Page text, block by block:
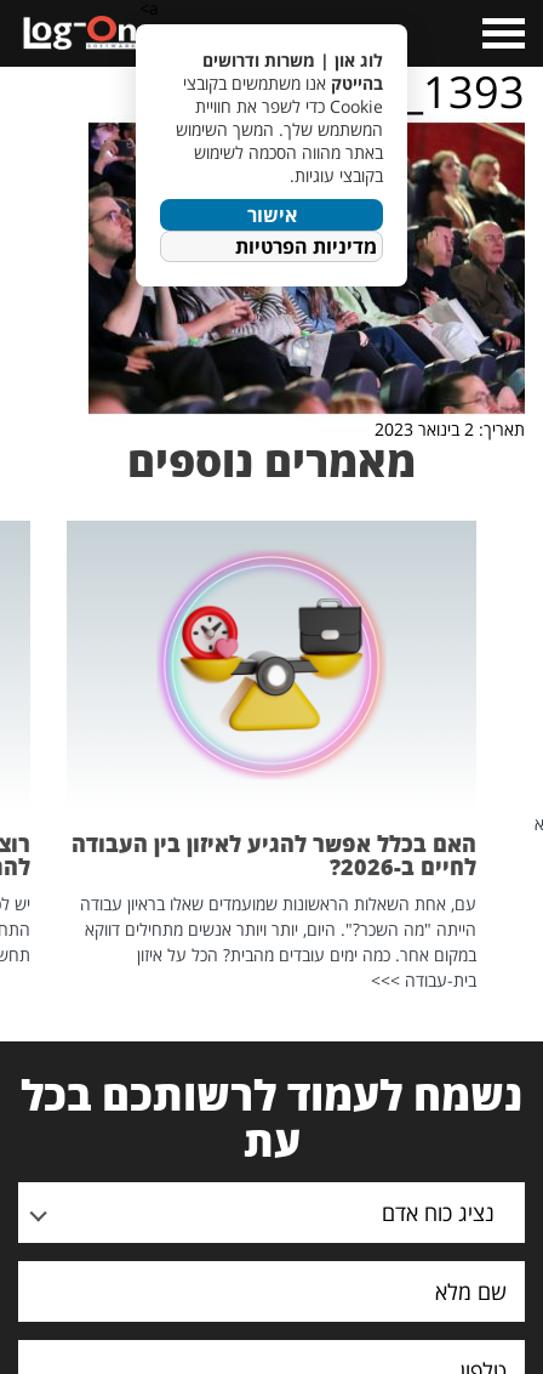
Menu
IMG_1393
תאריך: 2 בינואר 2023
מאמרים נוספים
האם בכלל אפשר להגיע לאיזון בין העבודה
לחיים ב-2026?
עם, אחת השאלות הראשונות שמועמדים שאלו בראיון עבודה
הייתה "מה השכר?". היום, יותר ויותר אנשים מתחילים דווקא
במקום אחר. כמה ימים עובדים מהבית? הכל על איזון
בית-עבודה >>>
יש
נשמח לעמוד לרשותכם בכל
עת
נציג כוח אדם
לוג און | משרות ודרושים
בהייטק אנו משתמשים בקובצי
Cookie כדי לשפר את חוויית
המשתמש שלך. המשך השימוש
באתר מהווה הסכמה לשימוש
בקובצי עוגיות.
אישור
מדיניות הפרטיות